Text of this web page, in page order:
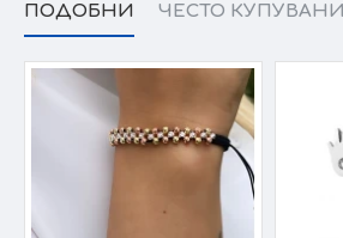
ПОДОБНИ ЧЕСТО КУПУВАНИ